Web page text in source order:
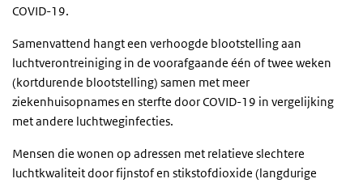
COVID-19.
Samenvattend hangt een verhoogde blootstelling aan
luchtverontreiniging in de voorafgaande één of twee weken
(kortdurende blootstelling) samen met meer
ziekenhuisopnames en sterfte door COVID-19 in vergelijking
met andere luchtweginfecties.
Mensen die wonen op adressen met relatieve slechtere
luchtkwaliteit door fijnstof en stikstofdioxide (langdurige